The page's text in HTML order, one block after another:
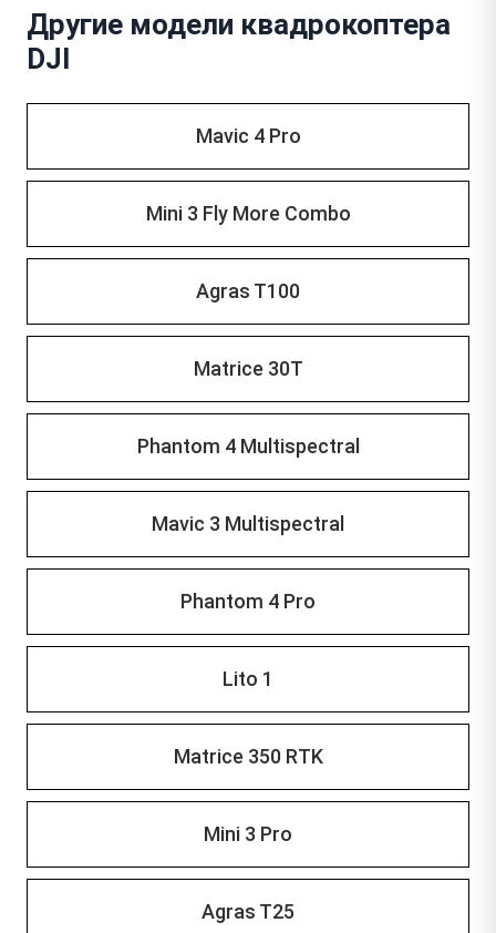
Другие модели квадрокоптера
DJI
Mavic 4 Pro
Mini 3 Fly More Combo
Agras T100
Matrice 30T
Phantom 4 Multispectral
Mavic 3 Multispectral
Phantom 4 Pro
Lito 1
Matrice 350 RTK
Mini 3 Pro
Agras T25